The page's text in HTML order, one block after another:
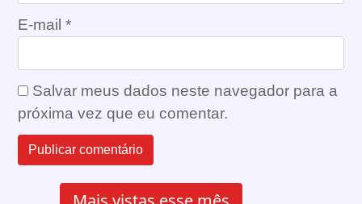
E-mail *
Salvar meus dados neste navegador para a
próxima vez que eu comentar.